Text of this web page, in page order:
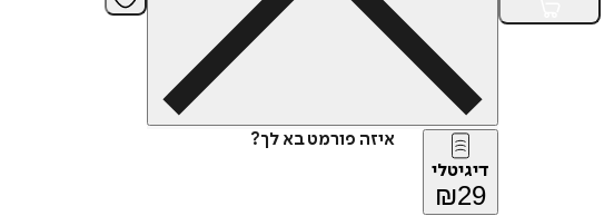
איזה פורמט בא לך?
דיגיטלי
₪29